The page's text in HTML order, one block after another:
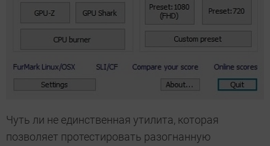
Чуть ли не единственная утилита, которая
позволяет протестировать разогнанную